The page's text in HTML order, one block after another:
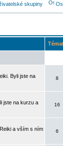
skupiny
Byli jste na
8
jste na kurzu a
16
a vším s ním
6